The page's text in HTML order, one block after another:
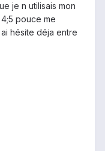
je n utilisais mon
pouce me
hésite déja entre